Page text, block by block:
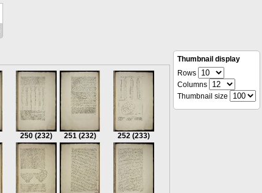
250 (232) 251 (232) 252 (233)
Thumbnail display
Rows
Columns
Thumbnail size